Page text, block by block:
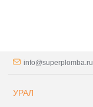
info@superplomba.ru
УРАЛ